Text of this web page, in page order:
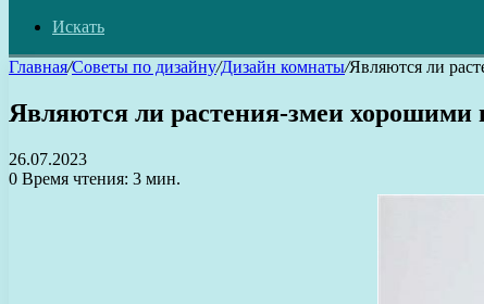
Искать
Главная/Советы по дизайну/Дизайн комнаты/Являются ли
Являются ли растения-змеи хорошими
26.07.2023
0 Время чтения: 3 мин.